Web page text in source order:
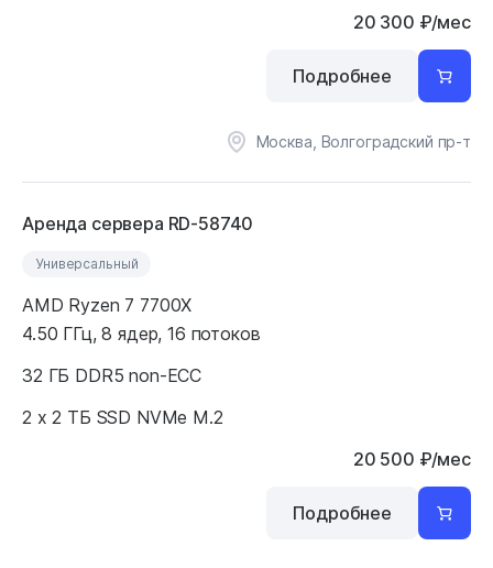
20 300 ₽/мес
Москва, Волгоградский пр-т
Подробнее
Аренда сервера RD-58740
Универсальный
AMD Ryzen 7 7700X
4.50 ГГц, 8 ядер, 16 потоков
32 ГБ DDR5 non-ECC
2 x 2 ТБ SSD NVMe M.2
20 500 ₽/мес
Подробнее